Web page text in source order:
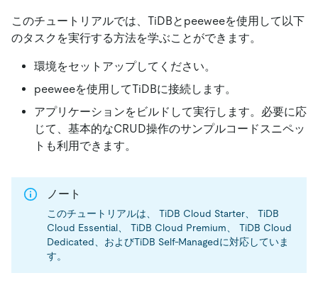
このチュートリアルでは、TiDBとpeeweeを使用して以下
のタスクを実行する方法を学ぶことができます。
環境をセットアップしてください。
peeweeを使用してTiDBに接続します。
アプリケーションをビルドして実行します。必要に応
じて、基本的なCRUD操作のサンプルコードスニペッ
トも利用できます。
ノート
このチュートリアルは、 TiDB Cloud Starter、 TiDB
Cloud Essential、 TiDB Cloud Premium、 TiDB Cloud
Dedicated、およびTiDB Self-Managedに対応していま
す。